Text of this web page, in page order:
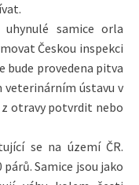
samice orla
Českou inspekci
bude provedena pitva
ústavu v
otravy potvrdit nebo
se na území ČR.
párů. Samice jsou jako